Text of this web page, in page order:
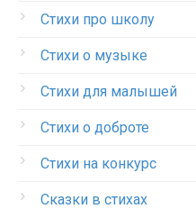
Стихи про школу
Стихи о музыке
Стихи для малышей
Стихи о доброте
Стихи на конкурс
Сказки в стихах